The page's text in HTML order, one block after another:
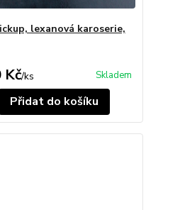
lexanová karoserie,
Kč/ks Skladem
Přidat do košíku